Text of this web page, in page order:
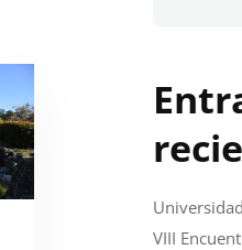
VIII